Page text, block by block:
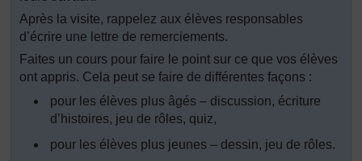
Après la visite, rappelez aux élèves responsables
d’écrire une lettre de remerciements.
Faites un cours pour faire le point sur ce que vos élèves
ont appris. Cela peut se faire de différentes façons :
pour les élèves plus âgés – discussion, écriture
d’histoires, jeu de rôles, quiz,
pour les élèves plus jeunes – dessin, jeu de rôles.